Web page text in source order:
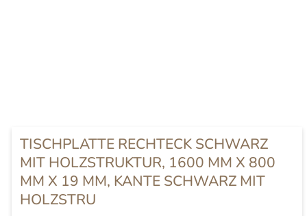
TISCHPLATTE RECHTECK SCHWARZ
MIT HOLZSTRUKTUR, 1600 MM X 800
MM X 19 MM, KANTE SCHWARZ MIT
HOLZSTRU